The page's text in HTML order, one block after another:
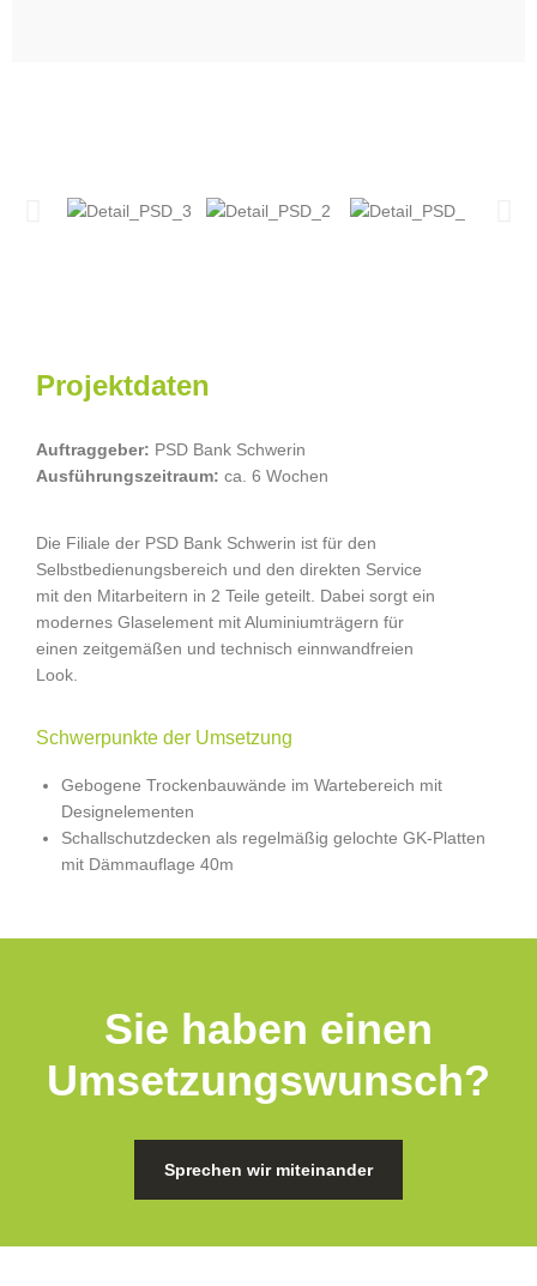
Projektdaten
Auftraggeber: PSD Bank Schwerin
Ausführungszeitraum: ca. 6 Wochen
Die Filiale der PSD Bank Schwerin ist für den
Selbstbedienungsbereich und den direkten Service
mit den Mitarbeitern in 2 Teile geteilt. Dabei sorgt ein
modernes Glaselement mit Aluminiumträgern für
einen zeitgemäßen und technisch einnwandfreien
Look.
Schwerpunkte der Umsetzung
Gebogene Trockenbauwände im Wartebereich mit
Designelementen
Schallschutzdecken als regelmäßig gelochte GK-Platten
mit Dämmauflage 40m
Sie haben einen
Umsetzungswunsch?
Sprechen wir miteinander